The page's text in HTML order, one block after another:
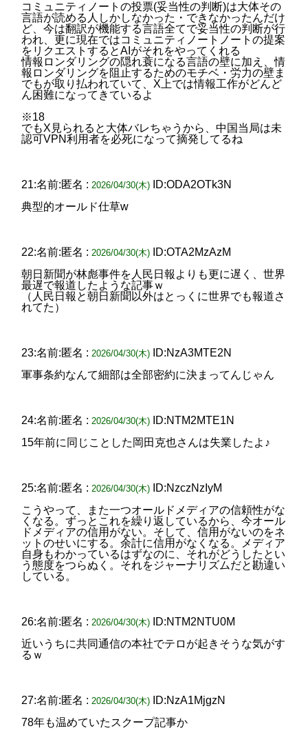
コミュニティノートの投票(妥当性の判断)は大体その
言語が読める人しかしなかった・できなかったんだけ
ど、今は翻訳が機能する言語全てで妥当性の判断が行
われ、更に現在ではコミュニティノートノートの提案
をリクエストするとAIがそれをやってくれる
情報ロンダリングの隠れ蓑になる言語の壁に加え、情
報ロンダリングを阻止するためのモチベ・労力の壁ま
でもが取り払われていて、X上では情報工作がどんど
ん困難になってきているよ
※18
でもX見られると大体バレちゃうから、中国当局は未
認可VPN利用者を必死になって摘発してるね
21:名前:匿名 : 2026/04/30(木)
ID:ODA2OTk3N
典型的オールド仕草w
22:名前:匿名 : 2026/04/30(木)
ID:OTA2MzAzM
朝日新聞が林彪事件を人民日報よりも更に遅く、世界
最遅で報道したような記事ｗ
（人民日報と朝日新聞以外はとっくに世界でも報道さ
れてた）
23:名前:匿名 : 2026/04/30(木)
ID:NzA3MTE2N
軍事条約なんて細部は全部密約に決まってんじゃん
24:名前:匿名 : 2026/04/30(木)
ID:NTM2MTE1N
15年前に同じことした岡田克也さんは失業したよ♪
25:名前:匿名 : 2026/04/30(木)
ID:NzczNzIyM
こうやって、また一つオールドメディアの信頼性がな
くなる。ずっとこれを繰り返しているから、今オール
ドメディアの信用がない。そして、信用がないのをネ
ットのせいにする。余計に信用がなくなる。メディア
自身もわかっているはずなのに、それがどうしたとい
う態度をつらぬく。それをジャーナリズムだと勘違い
している。
26:名前:匿名 : 2026/04/30(木)
ID:NTM2NTU0M
近いうちに共同通信の本社でテロが起きそうな気がす
るｗ
27:名前:匿名 : 2026/04/30(木)
ID:NzA1MjgzN
78年も温めていたスクープ記事か